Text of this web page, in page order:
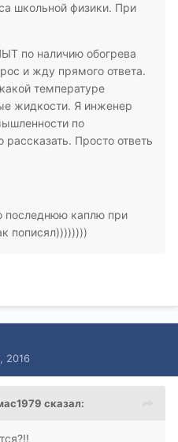
школьной физики. При
по наличию обогрева
и жду прямого ответа.
температуре
жидкости. Я инженер
по
Просто ответь
последнюю каплю при
пописял))))))))
2016
сказал: